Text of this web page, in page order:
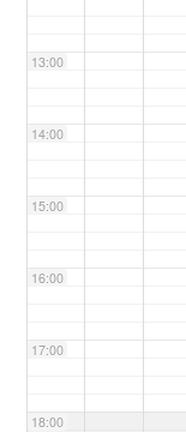
13:00
14:00
15:00
16:00
17:00
18:00